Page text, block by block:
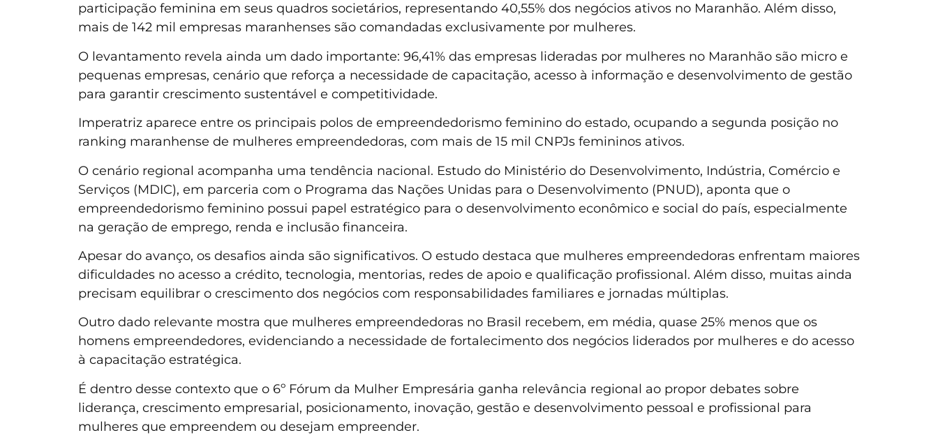
participação feminina em seus quadros societários, representando 40,55% dos negócios ativos no Maranhão. Além disso,
mais de 142 mil empresas maranhenses são comandadas exclusivamente por mulheres.
O levantamento revela ainda um dado importante: 96,41% das empresas lideradas por mulheres no Maranhão são micro e
pequenas empresas, cenário que reforça a necessidade de capacitação, acesso à informação e desenvolvimento de gestão
para garantir crescimento sustentável e competitividade.
Imperatriz aparece entre os principais polos de empreendedorismo feminino do estado, ocupando a segunda posição no
ranking maranhense de mulheres empreendedoras, com mais de 15 mil CNPJs femininos ativos.
O cenário regional acompanha uma tendência nacional. Estudo do Ministério do Desenvolvimento, Indústria, Comércio e
Serviços (MDIC), em parceria com o Programa das Nações Unidas para o Desenvolvimento (PNUD), aponta que o
empreendedorismo feminino possui papel estratégico para o desenvolvimento econômico e social do país, especialmente
na geração de emprego, renda e inclusão financeira.
Apesar do avanço, os desafios ainda são significativos. O estudo destaca que mulheres empreendedoras enfrentam maiores
dificuldades no acesso a crédito, tecnologia, mentorias, redes de apoio e qualificação profissional. Além disso, muitas ainda
precisam equilibrar o crescimento dos negócios com responsabilidades familiares e jornadas múltiplas.
Outro dado relevante mostra que mulheres empreendedoras no Brasil recebem, em média, quase 25% menos que os
homens empreendedores, evidenciando a necessidade de fortalecimento dos negócios liderados por mulheres e do acesso
à capacitação estratégica.
É dentro desse contexto que o 6º Fórum da Mulher Empresária ganha relevância regional ao propor debates sobre
liderança, crescimento empresarial, posicionamento, inovação, gestão e desenvolvimento pessoal e profissional para
mulheres que empreendem ou desejam empreender.